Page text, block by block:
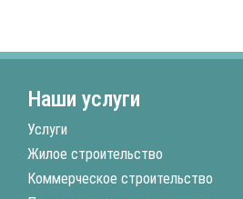
Наши услуги
Услуги
Жилое строительство
Коммерческое строительство